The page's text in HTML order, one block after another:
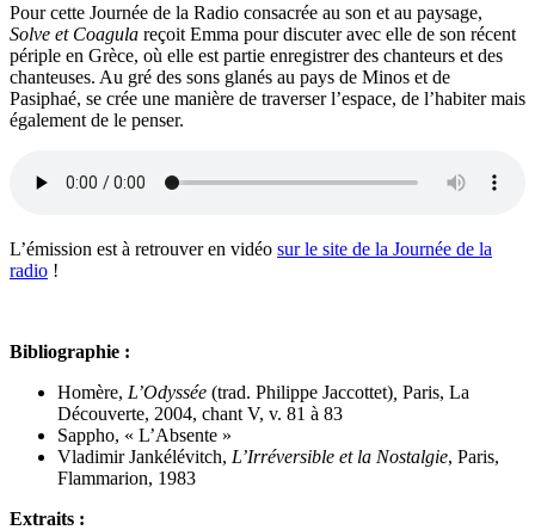
Pour cette Journée de la Radio consacrée au son et au paysage,
Solve et Coagula reçoit Emma pour discuter avec elle de son récent
périple en Grèce, où elle est partie enregistrer des chanteurs et des
chanteuses. Au gré des sons glanés au pays de Minos et de
Pasiphaé, se crée une manière de traverser l’espace, de l’habiter mais
également de le penser.
L’émission est à retrouver en vidéo sur le site de la Journée de la
radio !
Bibliographie :
Homère, L’Odyssée (trad. Philippe Jaccottet) Paris, La
Découverte, 2004, chant V, v. 81 à 83
Sappho, « L’Absente »
Vladimir Jankélévitch, L’Irréversible et la Nostalgie, Paris,
Flammarion, 1983
Extraits :